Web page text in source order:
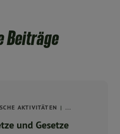
Beiträge
AKTIVITÄTEN ...
und Gesetze